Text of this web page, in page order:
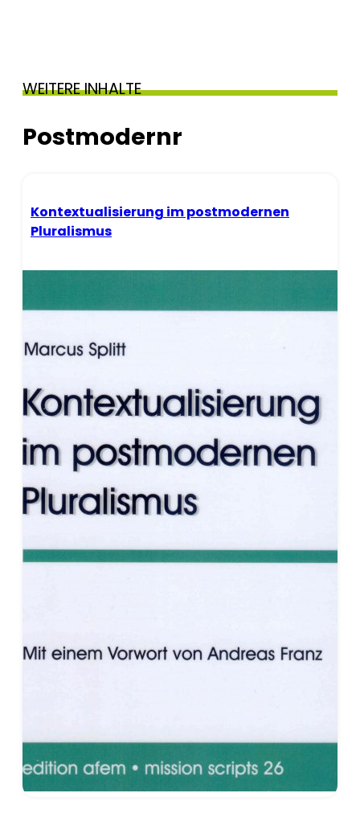
WEITERE INHALTE
Postmodernr
Kontextualisierung im postmodernen
Pluralismus